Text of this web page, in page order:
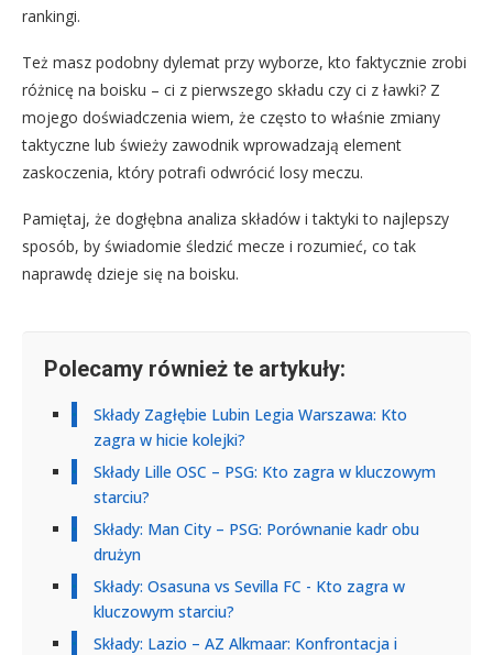
rankingi.
Też masz podobny dylemat przy wyborze, kto faktycznie zrobi
różnicę na boisku – ci z pierwszego składu czy ci z ławki? Z
mojego doświadczenia wiem, że często to właśnie zmiany
taktyczne lub świeży zawodnik wprowadzają element
zaskoczenia, który potrafi odwrócić losy meczu.
Pamiętaj, że dogłębna analiza składów i taktyki to najlepszy
sposób, by świadomie śledzić mecze i rozumieć, co tak
naprawdę dzieje się na boisku.
Polecamy również te artykuły:
Składy Zagłębie Lubin Legia Warszawa: Kto
zagra w hicie kolejki?
Składy Lille OSC – PSG: Kto zagra w kluczowym
starciu?
Składy: Man City – PSG: Porównanie kadr obu
drużyn
Składy: Osasuna vs Sevilla FC - Kto zagra w
kluczowym starciu?
Składy: Lazio – AZ Alkmaar: Konfrontacja i